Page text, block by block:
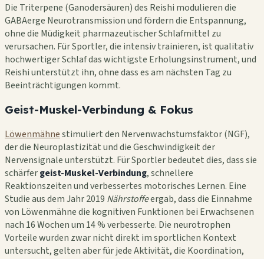
Die Triterpene (Ganodersäuren) des Reishi modulieren die
GABAerge Neurotransmission und fördern die Entspannung,
ohne die Müdigkeit pharmazeutischer Schlafmittel zu
verursachen. Für Sportler, die intensiv trainieren, ist qualitativ
hochwertiger Schlaf das wichtigste Erholungsinstrument, und
Reishi unterstützt ihn, ohne dass es am nächsten Tag zu
Beeinträchtigungen kommt.
Geist-Muskel-Verbindung & Fokus
Löwenmähnestimuliert den Nervenwachstumsfaktor (NGF),
der die Neuroplastizität und die Geschwindigkeit der
Nervensignale unterstützt. Für Sportler bedeutet dies, dass sie
schärfergeist-Muskel-Verbindung, schnellere
Reaktionszeiten und verbessertes motorisches Lernen. Eine
Studie aus dem Jahr 2019 Nährstoffeergab, dass die Einnahme
von Löwenmähne die kognitiven Funktionen bei Erwachsenen
nach 16 Wochen um 14 % verbesserte. Die neurotrophen
Vorteile wurden zwar nicht direkt im sportlichen Kontext
untersucht, gelten aber für jede Aktivität, die Koordination,